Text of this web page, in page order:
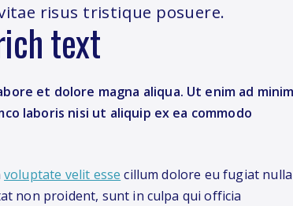
risus tristique posuere.
text
et dolore magna aliqua. Ut enim ad minim
laboris nisi ut aliquip ex ea commodo
voluptate velit esse cillum dolore eu fugiat nulla
non proident, sunt in culpa qui officia